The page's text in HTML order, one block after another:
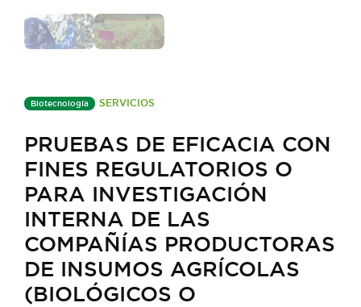
Biotecnología SERVICIOS
PRUEBAS DE EFICACIA CON
FINES REGULATORIOS O
PARA INVESTIGACIÓN
INTERNA DE LAS
COMPAÑÍAS PRODUCTORAS
DE INSUMOS AGRÍCOLAS
(BIOLÓGICOS O